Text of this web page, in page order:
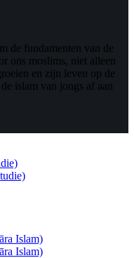
de fundamenten van de
ons moslims, niet alleen
en zijn leven op de
islam van jongs af aan
Islam)
Islam)